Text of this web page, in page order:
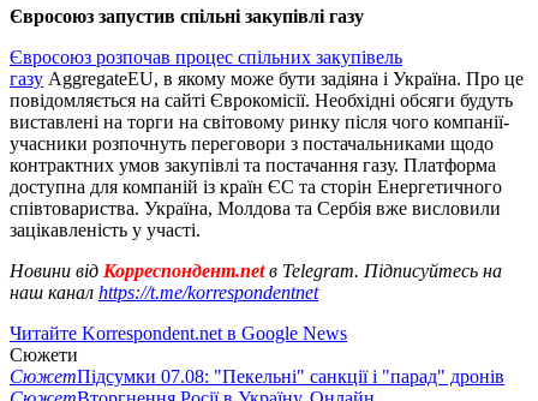
Євросоюз запустив спільні закупівлі газу
Євроcоюз розпочав процес спільних закупівель
газу AggregateEU, в якому може бути задіяна і Україна. Про це
повідомляється на сайті Єврокомісії. Необхідні обсяги будуть
виставлені на торги на світовому ринку після чого компанії-
учасники розпочнуть переговори з постачальниками щодо
контрактних умов закупівлі та постачання газу. Платформа
доступна для компаній із країн ЄС та сторін Енергетичного
співтовариства. Україна, Молдова та Сербія вже висловили
зацікавленість у участі.
Новини від Корреспондент.netв Telegram. Підписуйтесь на
наш канал https://t.me/korrespondentnet
Читайте Korrespondent.net в Google News
Сюжети
СюжетПідсумки 07.08: "Пекельні" санкції і "парад" дронів